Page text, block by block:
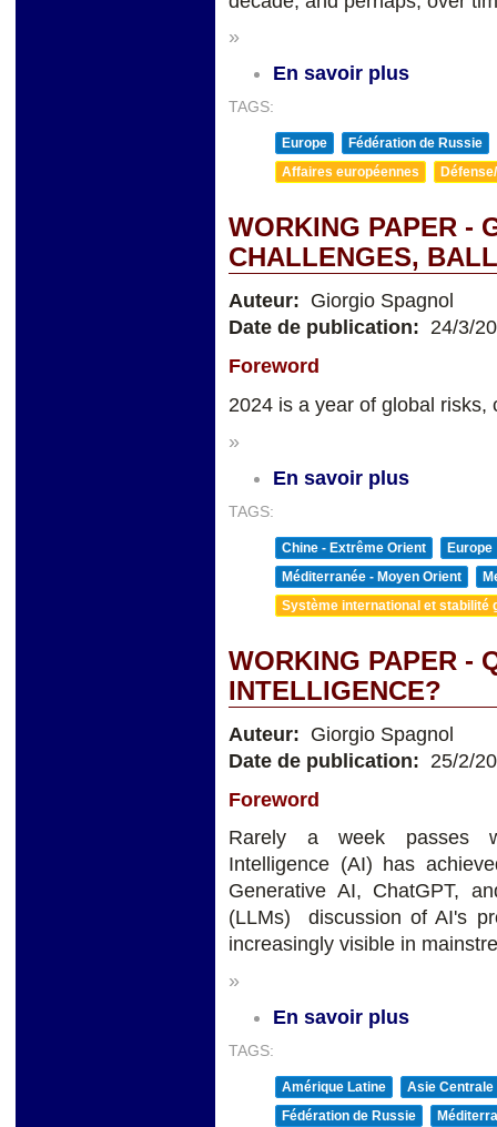
»
En savoir plus
TAGS:
Europe
Fédération de Russie
Affaires européennes
WORKING PAPER -
CHALLENGES,
Auteur: Giorgio Spagnol
Date de publication: 24/3/
Foreword
2024 is a year of global
»
En savoir plus
TAGS:
Chine - Extrême Orient
Europe
Méditerranée - Moyen Orient
Système international et stabilité
WORKING PAPER -
INTELLIGENCE?
Auteur: Giorgio Spagnol
Date de publication: 25/2/
Foreword
Rarely a week passes
Intelligence (AI) has
Generative AI, ChatGPT,
(LLMs) discussion of AI's
increasingly visible in
»
En savoir plus
TAGS:
Amérique Latine
Asie Centrale
Fédération de Russie